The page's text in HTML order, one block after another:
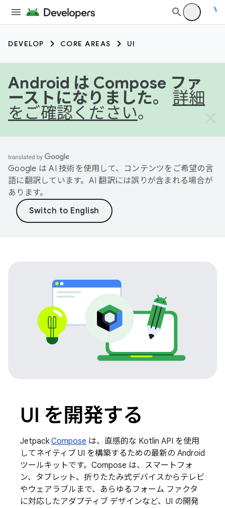
DEVELOP CORE AREAS UI
Android は Compose ファ
ーストになりました。 詳細
をご確認ください。
Google は AI 技術を使用して、コンテンツをご希望の言
語に翻訳しています。AI 翻訳には誤りが含まれる場合が
あります。
UI を開発する
Jetpack Compose は、直感的な Kotlin API を使用
してネイティブ UI を構築するための最新の Android
ツールキットです。Compose は、スマートフォ
ン、タブレット、折りたたみ式デバイスからテレビ
やウェアラブルまで、あらゆるフォーム ファクタ
に対応したアダプティブ デザインなど、UI の開発